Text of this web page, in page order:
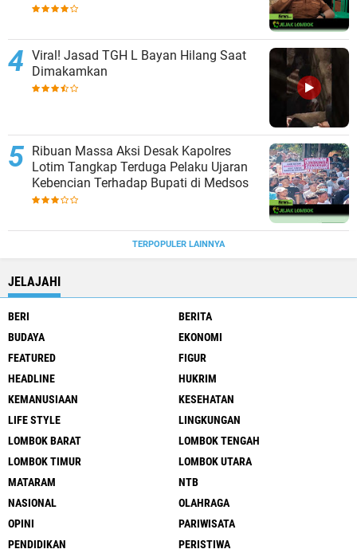
Viral! Jasad TGH L Bayan Hilang Saat
Dimakamkan
Ribuan Massa Aksi Desak Kapolres
Lotim Tangkap Terduga Pelaku Ujaran
Kebencian Terhadap Bupati di Medsos
TERPOPULER LAINNYA
JELAJAHI
BERI
BERITA
BUDAYA
EKONOMI
FEATURED
FIGUR
HEADLINE
HUKRIM
KEMANUSIAAN
KESEHATAN
LIFE STYLE
LINGKUNGAN
LOMBOK BARAT
LOMBOK TENGAH
LOMBOK TIMUR
LOMBOK UTARA
MATARAM
NTB
NASIONAL
OLAHRAGA
OPINI
PARIWISATA
PENDIDIKAN
PERISTIWA